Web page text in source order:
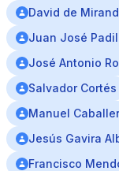
David de
Juan José
José Antonio
Salvador Cortés
Manuel
Jesús Gavira
Francisco